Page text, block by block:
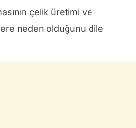
çelik üretimi ve
neden olduğunu dile